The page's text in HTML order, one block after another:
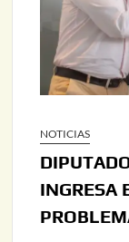
NOTICIAS
INGRESA